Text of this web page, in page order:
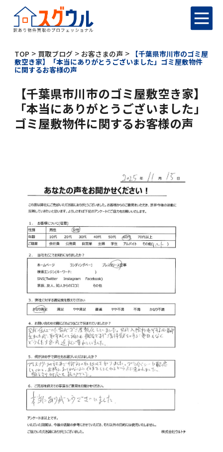
TOP > 買取ブログ > お客さまの声 >
【千葉県市川市のゴミ屋
敷空き家】「本当にありがとうございました」ゴミ屋敷物件
に関するお客様の声
【千葉県市川市のゴミ屋敷空き家】
「本当にありがとうございました」
ゴミ屋敷物件に関するお客様の声